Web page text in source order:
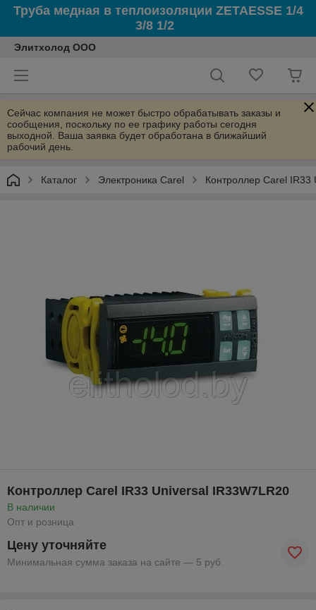
Труба медная в теплоизоляции ZETAESSE 1/4
3/8 1/2
Элитхолод ООО
Сейчас компания не может быстро обрабатывать заказы и
сообщения, поскольку по ее графику работы сегодня
выходной. Ваша заявка будет обработана в ближайший
рабочий день.
Каталог Электроника Carel Контроллер Carel IR33
Контроллер Carel IR33 Universal IR33W7LR20
В наличии
Опт и розница
Цену уточняйте
Минимальная сумма заказа на сайте — 5 руб.